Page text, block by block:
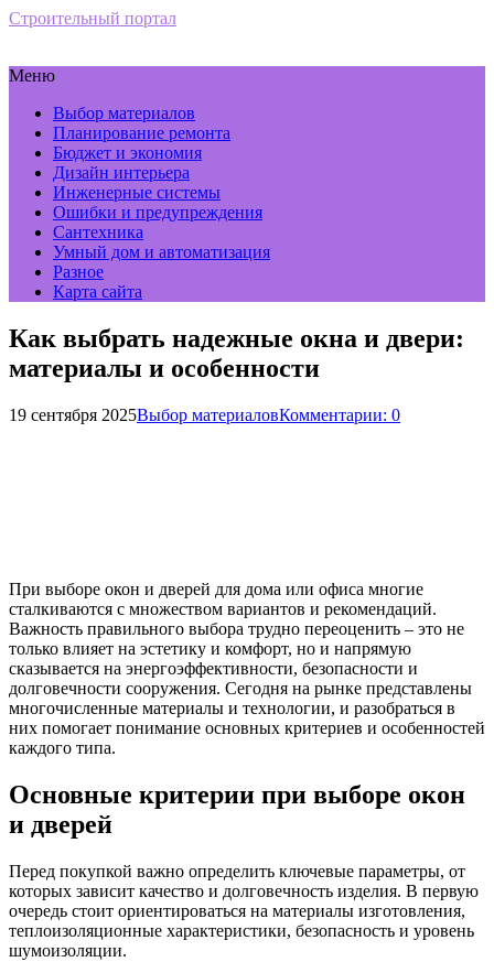
Строительный портал
Меню
Выбор материалов
Планирование ремонта
Бюджет и экономия
Дизайн интерьера
Инженерные системы
Ошибки и предупреждения
Сантехника
Умный дом и автоматизация
Разное
Карта сайта
Как выбрать надежные окна и двери:
материалы и особенности
19 сентября 2025Выбор материаловКомментарии: 0
При выборе окон и дверей для дома или офиса многие
сталкиваются с множеством вариантов и рекомендаций.
Важность правильного выбора трудно переоценить – это не
только влияет на эстетику и комфорт, но и напрямую
сказывается на энергоэффективности, безопасности и
долговечности сооружения. Сегодня на рынке представлены
многочисленные материалы и технологии, и разобраться в
них помогает понимание основных критериев и особенностей
каждого типа.
Основные критерии при выборе окон
и дверей
Перед покупкой важно определить ключевые параметры, от
которых зависит качество и долговечность изделия. В первую
очередь стоит ориентироваться на материалы изготовления,
теплоизоляционные характеристики, безопасность и уровень
шумоизоляции.